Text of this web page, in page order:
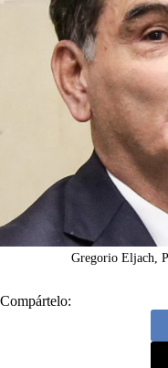
Gregorio Eljach,
Compártelo: